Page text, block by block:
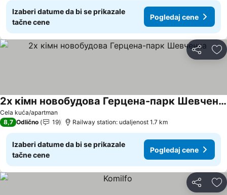
Izaberi datume da bi se prikazale
tačne cene
Pogledaj cene
Deli
Cela kuća/apartman
2х кімн новобудова Герцена-парк Шевченка
8,7 Odlično 19 Railway station: udaljenost 1.7 km
Izaberi datume da bi se prikazale
tačne cene
Pogledaj cene
Deli